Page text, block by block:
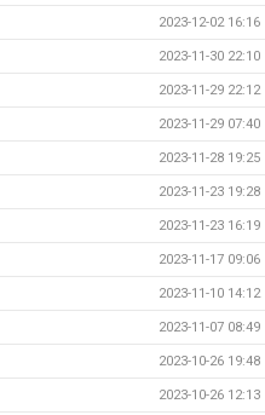
2023-12-02 16:16
2023-11-30 22:10
2023-11-29 22:12
2023-11-29 07:40
2023-11-28 19:25
2023-11-23 19:28
2023-11-23 16:19
2023-11-17 09:06
2023-11-10 14:12
2023-11-07 08:49
2023-10-26 19:48
2023-10-26 12:13